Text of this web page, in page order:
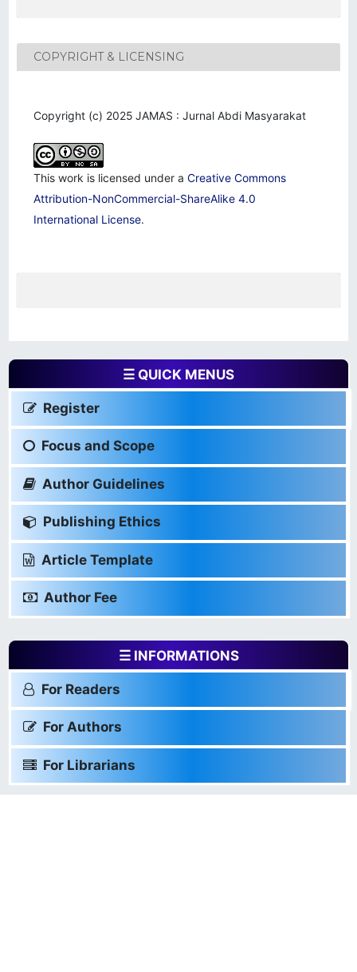
COPYRIGHT & LICENSING
Copyright (c) 2025 JAMAS : Jurnal Abdi Masyarakat
This work is licensed under aCreative Commons
Attribution-NonCommercial-ShareAlike 4.0
International License.
☰ QUICK MENUS
Register
Focus and Scope
Author Guidelines
Publishing Ethics
Article Template
Author Fee
☰ INFORMATIONS
For Readers
For Authors
For Librarians